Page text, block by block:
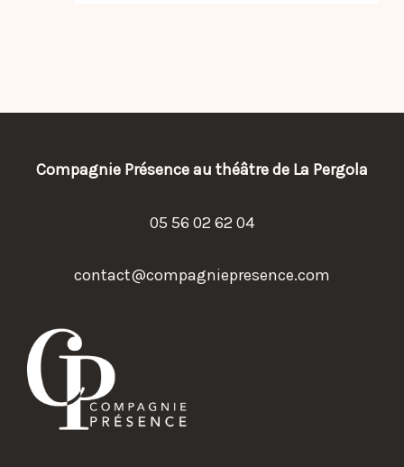
Compagnie Présence au théâtre de La Pergola
05 56 02 62 04
contact@compagniepresence.com